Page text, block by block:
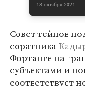
18 октября 2021
Совет тейпов
соратника
Фортанге на
субъектами и
соответствует